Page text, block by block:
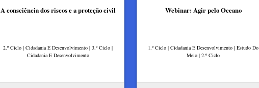
A consciência dos riscos e a proteção civil
2.º Ciclo | Cidadania E Desenvolvimento | 3.º Ciclo |
Cidadania E Desenvolvimento
Webinar: Agir pelo Oceano
1.º Ciclo | Cidadania E Desenvolvimento | Estudo Do
Meio | 2.º Ciclo